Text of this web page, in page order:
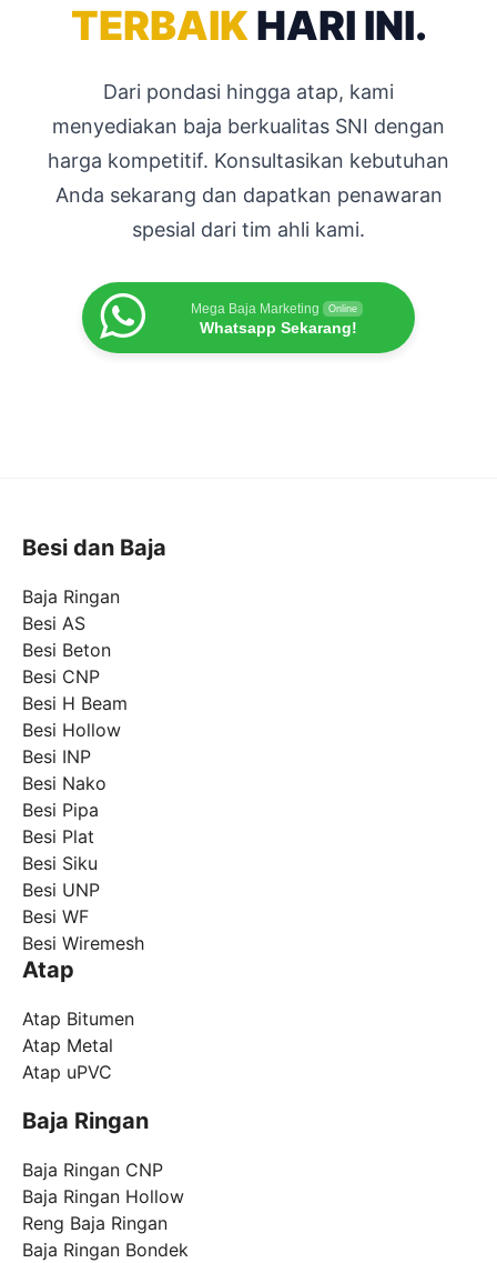
TERBAIK HARI INI.
Dari pondasi hingga atap, kami
menyediakan baja berkualitas SNI dengan
harga kompetitif. Konsultasikan kebutuhan
Anda sekarang dan dapatkan penawaran
spesial dari tim ahli kami.
Mega Baja Marketing Online
Whatsapp Sekarang!
Besi dan Baja
Baja Ringan
Besi AS
Besi Beton
Besi CNP
Besi H Beam
Besi Hollow
Besi INP
Besi Nako
Besi Pipa
Besi Plat
Besi Siku
Besi UNP
Besi WF
Besi Wiremesh
Atap
Atap Bitumen
Atap Metal
Atap uPVC
Baja Ringan
Baja Ringan CNP
Baja Ringan Hollow
Reng Baja Ringan
Baja Ringan Bondek